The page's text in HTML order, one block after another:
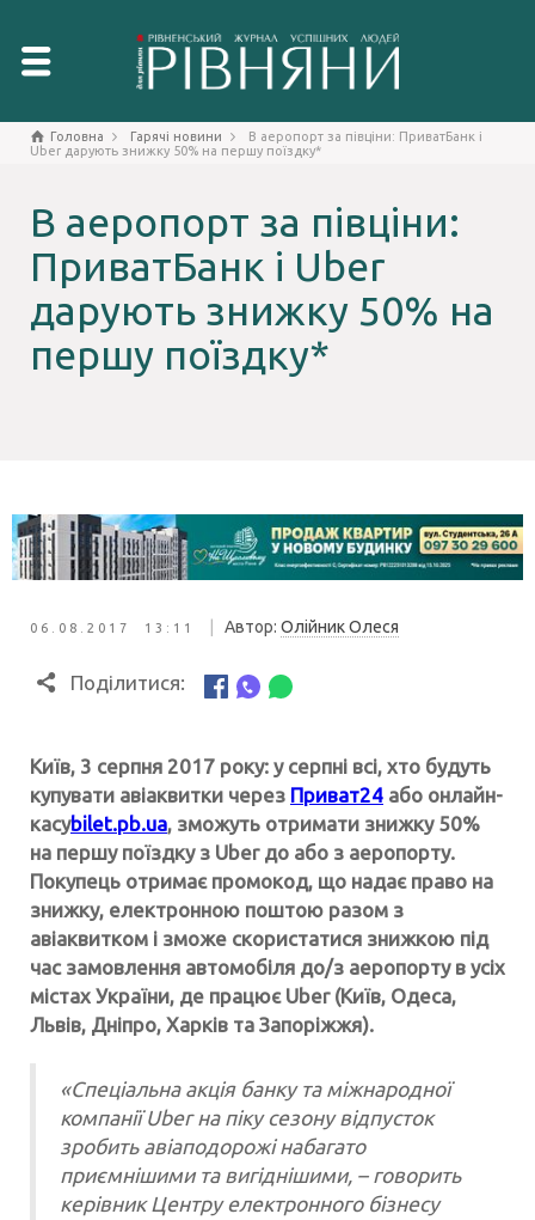
Головна Гарячі новини
В аеропорт за півціни: ПриватБанк і
Uber дарують знижку 50% на першу поїздку*
В аеропорт за півціни:
ПриватБанк і Uber
дарують знижку 50% на
першу поїздку*
06.08.2017 13:11 Автор: Олійник Олеся
Поділитися:
Київ, 3 серпня 2017 року: у серпні всі, хто будуть
купувати авіаквитки через Приват24 або онлайн-
касуbilet.pb.ua, зможуть отримати знижку 50%
на першу поїздку з Uber до або з аеропорту.
Покупець отримає промокод, що надає право на
знижку, електронною поштою разом з
авіаквитком і зможе скористатися знижкою під
час замовлення автомобіля до/з аеропорту в усіх
містах України, де працює Uber (Київ, Одеса,
Львів, Дніпро, Харків та Запоріжжя).
«Спеціальна акція банку та міжнародної
компанії Uber на піку сезону відпусток
зробить авіаподорожі набагато
приємнішими та вигіднішими, – говорить
керівник Центру електронного бізнесу